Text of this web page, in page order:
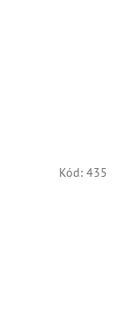
Kód: 435